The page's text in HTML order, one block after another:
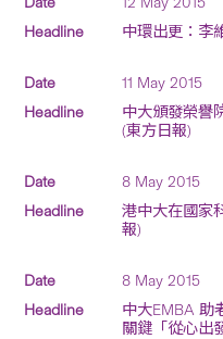
中環出更：李
11 May 2015
中大頒發榮譽
(東方日報)
8 May 2015
港中大在國家
報)
8 May 2015
中大EMBA
關鍵「從心出